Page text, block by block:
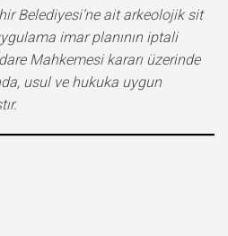
Belediyesi’ne ait arkeolojik sit
imar planının iptali
Mahkemesi kararı üzerinde
usul ve hukuka uygun